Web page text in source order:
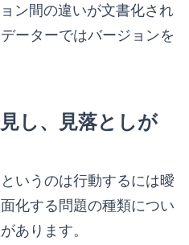
ン間の違いが文書化され
ーターではバージョンを
し、見落としが
いうのは行動するには曖
化する問題の種類につい
あります。